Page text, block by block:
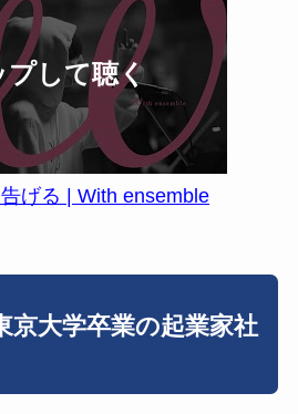
げる | With ensemble
京大学卒業の起業家社